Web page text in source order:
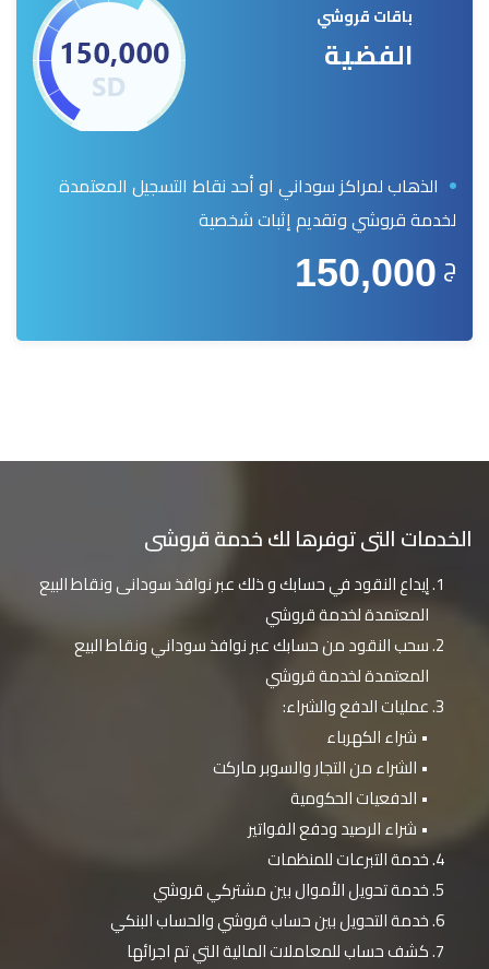
باقات قروشي
الفضية
الذهاب لمراكز سوداني او أحد نقاط التسجيل المعتمدة
لخدمة قروشي وتقديم إثبات شخصية
ج 150,000
الخدمات التى توفرها لك خدمة قروشى
إيداع النقود في حسابك و ذلك عبر نوافذ سودانى ونقاط البيع
المعتمدة لخدمة قروشي
سحب النقود من حسابك عبر نوافذ سوداني ونقاط البيع
المعتمدة لخدمة قروشي
عمليات الدفع والشراء:
• شراء الكهرباء
• الشراء من التجار والسوبر ماركت
• الدفعيات الحكومية
• شراء الرصيد ودفع الفواتير
خدمة التبرعات للمنظمات
خدمة تحويل الأموال بين مشتركي قروشي
خدمة التحويل بين حساب قروشي والحساب البنكي
كشف حساب للمعاملات المالية التي تم اجرائها